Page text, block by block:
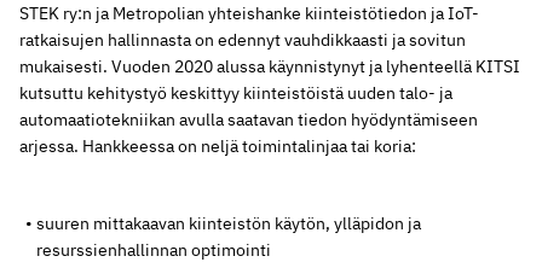
STEK ry:n ja Metropolian yhteishanke kiinteistötiedon ja IoT-
ratkaisujen hallinnasta on edennyt vauhdikkaasti ja sovitun
mukaisesti. Vuoden 2020 alussa käynnistynyt ja lyhenteellä KITSI
kutsuttu kehitystyö keskittyy kiinteistöistä uuden talo- ja
automaatiotekniikan avulla saatavan tiedon hyödyntämiseen
arjessa. Hankkeessa on neljä toimintalinjaa tai koria:
suuren mittakaavan kiinteistön käytön, ylläpidon ja
resurssienhallinnan optimointi